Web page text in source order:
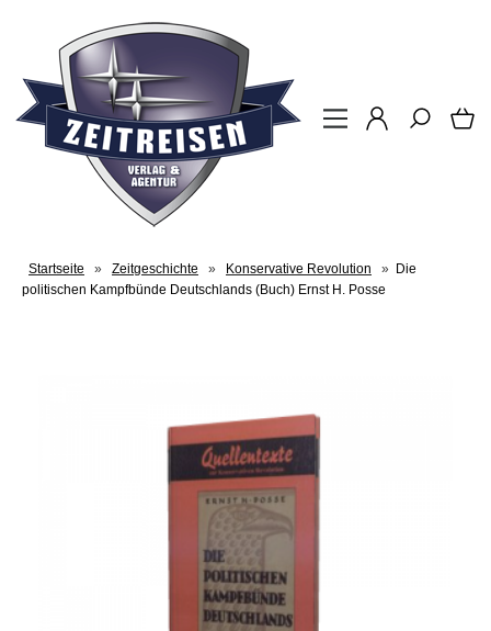
Startseite » Zeitgeschichte » Konservative Revolution » Die
politischen Kampfbünde Deutschlands (Buch) Ernst H. Posse